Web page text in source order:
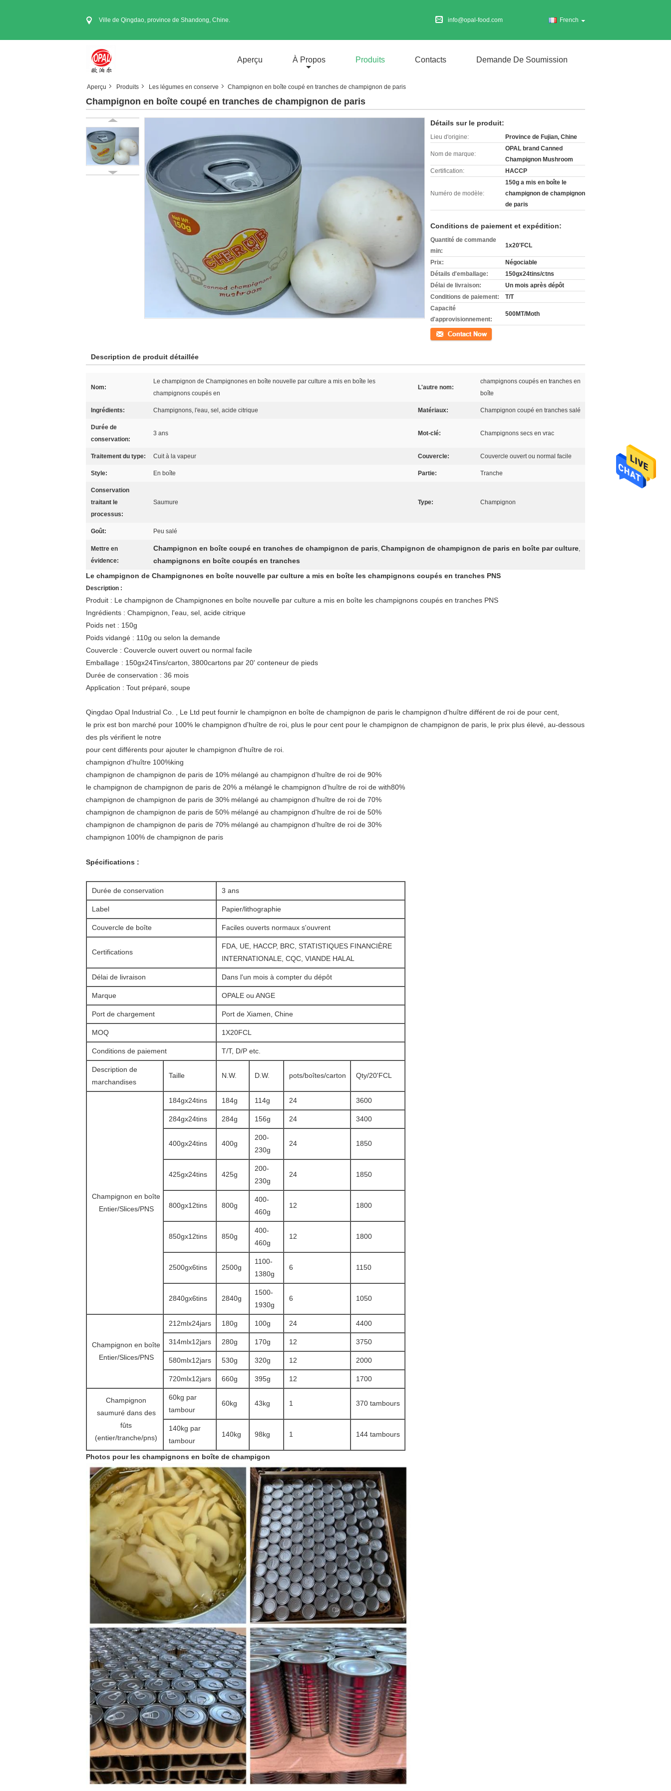
Ville de Qingdao, province de Shandong, Chine. info@opal-food.com French
Aperçu À Propos Produits Contacts Demande De Soumission
Aperçu Produits Les légumes en conserve Champignon en boîte coupé en tranches de champignon de paris
Champignon en boîte coupé en tranches de champignon de paris
Détails sur le produit:
Lieu d'origine: Province de Fujian, Chine
Nom de marque:
OPAL brand Canned
Champignon Mushroom
Certification:
HACCP
Numéro de modèle:
150g a mis en boîte le
champignon de champignon
de paris
Conditions de paiement et expédition:
Quantité de commande
min:
1x20'FCL
Prix:
Négociable
Détails d'emballage:
150gx24tins/ctns
Délai de livraison:
Un mois après dépôt
Conditions de paiement:
T/T
Capacité
d'approvisionnement:
500MT/Moth
Contact
Description de produit détaillée
Nom:
Le champignon de Champignones en boîte nouvelle par culture a mis en boîte les
champignons coupés en
L'autre nom:
champignons coupés en tranches en
boîte
Ingrédients: Champignons, l'eau, sel, acide citrique Matériaux: Champignon coupé en tranches salé
Durée de
conservation:
3 ans Mot-clé: Champignons secs en vrac
Traitement du type: Cuit à la vapeur Couvercle: Couvercle ouvert ou normal facile
Style: En boîte Partie: Tranche
Conservation
traitant le
processus:
Saumure Type: Champignon
Goût: Peu salé
Mettre en
évidence:
Champignon en boîte coupé en tranches de champignon de paris, Champignon de champignon de paris en boîte par culture,
champignons en boîte coupés en tranches
Le champignon de Champignones en boîte nouvelle par culture a mis en boîte les champignons coupés en tranches PNS
Description :
Produit : Le champignon de Champignones en boîte nouvelle par culture a mis en boîte les champignons coupés en tranches PNS
Ingrédients : Champignon, l'eau, sel, acide citrique
Poids net : 150g
Poids vidangé : 110g ou selon la demande
Couvercle : Couvercle ouvert ouvert ou normal facile
Emballage : 150gx24Tins/carton, 3800cartons par 20' conteneur de pieds
Durée de conservation : 36 mois
Application : Tout préparé, soupe
Qingdao Opal Industrial Co. , Le Ltd peut fournir le champignon en boîte de champignon de paris le champignon d'huître différent de roi de pour cent,
le prix est bon marché pour 100% le champignon d'huître de roi, plus le pour cent pour le champignon de champignon de paris, le prix plus élevé, au-dessous
des pls vérifient le notre
pour cent différents pour ajouter le champignon d'huître de roi.
champignon d'huître 100%king
champignon de champignon de paris de 10% mélangé au champignon d'huître de roi de 90%
le champignon de champignon de paris de 20% a mélangé le champignon d'huître de roi de with80%
champignon de champignon de paris de 30% mélangé au champignon d'huître de roi de 70%
champignon de champignon de paris de 50% mélangé au champignon d'huître de roi de 50%
champignon de champignon de paris de 70% mélangé au champignon d'huître de roi de 30%
champignon 100% de champignon de paris
Spécifications :
Durée de conservation 3 ans
Label Papier/lithographie
Couvercle de boîte Faciles ouverts normaux s'ouvrent
Certifications
FDA, UE, HACCP, BRC, STATISTIQUES FINANCIÈRE
INTERNATIONALE, CQC, VIANDE HALAL
Délai de livraison Dans l'un mois à compter du dépôt
Marque OPALE ou ANGE
Port de chargement Port de Xiamen, Chine
MOQ 1X20FCL
Conditions de paiement T/T, D/P etc.
Description de
marchandises
Taille N.W. D.W. pots/boîtes/carton Qty/20'FCL
Champignon en boîte
Entier/Slices/PNS
184gx24tins 184g 114g 24 3600
284gx24tins 284g 156g 24 3400
400gx24tins 400g
200-
230g
24 1850
425gx24tins 425g
200-
230g
24 1850
800gx12tins 800g
400-
460g
12 1800
850gx12tins 850g
400-
460g
12 1800
2500gx6tins 2500g
1100-
1380g
6 1150
2840gx6tins 2840g
1500-
1930g
6 1050
Champignon en boîte
Entier/Slices/PNS
212mlx24jars 180g 100g 24 4400
314mlx12jars 280g 170g 12 3750
580mlx12jars 530g 320g 12 2000
720mlx12jars 660g 395g 12 1700
Champignon
saumuré dans des
fûts
(entier/tranche/pns)
60kg par
tambour
60kg 43kg 1 370 tambours
140kg par
tambour
140kg 98kg 1 144 tambours
Photos pour les champignons en boîte de champigon